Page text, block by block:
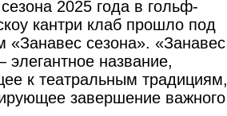
2025 года в гольф-
кантри клаб прошло под
«Занавес сезона». «Занавес
элегантное название,
к театральным традициям,
завершение важного